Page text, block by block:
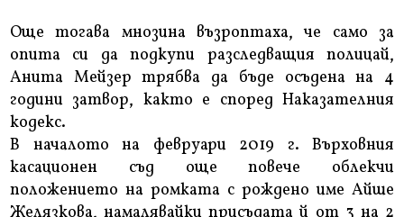
Още тогава мнозина възроптаха, че само за
опита си да подкупи разследващия полицай,
Анита Мейзер трябва да бъде осъдена на 4
години затвор, както е според Наказателния
кодекс.
В началото на февруари 2019 г. Върховния
касационен съд още повече облекчи
положението на ромката с рождено име Айше